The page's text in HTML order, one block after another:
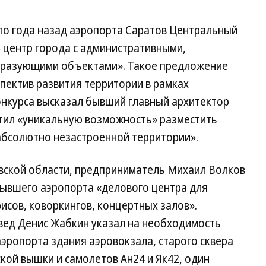
года назад аэропорта Саратов Центральный
города с административными,
объектами». Такое предложение
развития территории в рамках
высказал бывший главный архитектор
«уникальную возможность» разместить
незастроенной территории».
области, предприниматель Михаил Волков
аэропорта «делового центра для
коворкингов, концертных залов».
Денис Жабкин указал на необходимость
здания аэровокзала, старого сквера
вышки и самолетов Ан24 и Як42, один